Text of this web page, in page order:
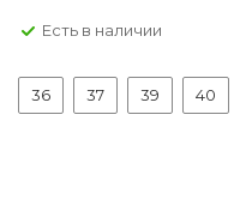
Есть в наличии
36 37 39 40